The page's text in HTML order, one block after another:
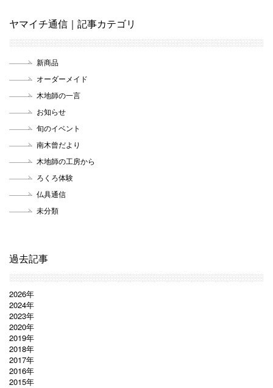
ヤマイチ通信｜記事カテゴリ
新商品
オーダーメイド
木地師の一言
お知らせ
旬のイベント
南木曾だより
木地師の工房から
ろくろ体験
仏具通信
未分類
過去記事
2026年
2024年
2023年
2020年
2019年
2018年
2017年
2016年
2015年